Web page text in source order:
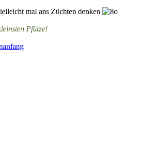
mal ans Züchten denken
Pfütze!